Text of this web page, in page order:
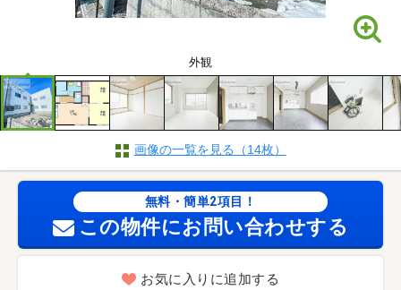
外観
画像の一覧を見る（14枚）
無料・簡単2項目！
この物件にお問い合わせする
お気に入りに追加する